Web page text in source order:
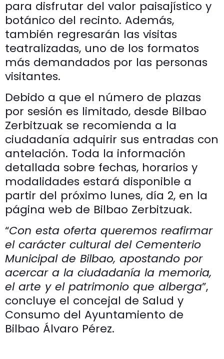
para disfrutar del valor paisajístico y
botánico del recinto. Además,
también regresarán las visitas
teatralizadas, uno de los formatos
más demandados por las personas
visitantes.
Debido a que el número de plazas
por sesión es limitado, desde Bilbao
Zerbitzuak se recomienda a la
ciudadanía adquirir sus entradas con
antelación. Toda la información
detallada sobre fechas, horarios y
modalidades estará disponible a
partir del próximo lunes, día 2, en la
página web de Bilbao Zerbitzuak.
“Con esta oferta queremos reafirmar
el carácter cultural del Cementerio
Municipal de Bilbao, apostando por
acercar a la ciudadanía la memoria,
el arte y el patrimonio que alberga”,
concluye el concejal de Salud y
Consumo del Ayuntamiento de
Bilbao Álvaro Pérez.